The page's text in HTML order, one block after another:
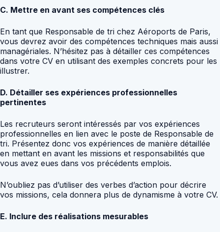
C. Mettre en avant ses compétences clés
En tant que Responsable de tri chez Aéroports de Paris,
vous devrez avoir des compétences techniques mais aussi
managériales. N’hésitez pas à détailler ces compétences
dans votre CV en utilisant des exemples concrets pour les
illustrer.
D. Détailler ses expériences professionnelles
pertinentes
Les recruteurs seront intéressés par vos expériences
professionnelles en lien avec le poste de Responsable de
tri. Présentez donc vos expériences de manière détaillée
en mettant en avant les missions et responsabilités que
vous avez eues dans vos précédents emplois.
N’oubliez pas d’utiliser des verbes d’action pour décrire
vos missions, cela donnera plus de dynamisme à votre CV.
E. Inclure des réalisations mesurables